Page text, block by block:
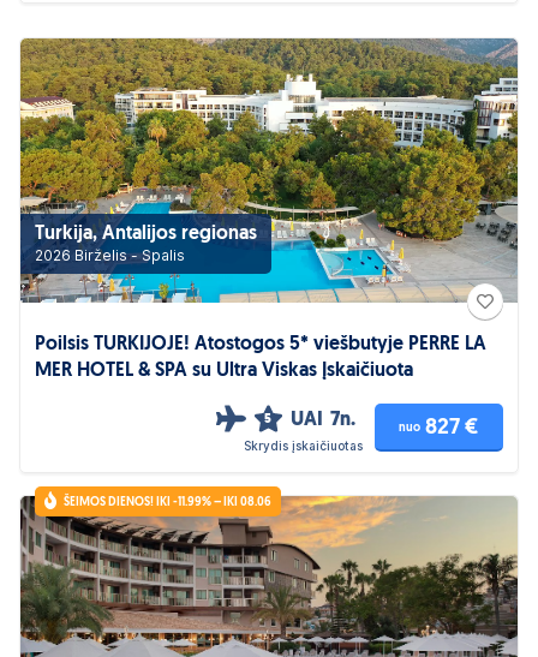
Turkija, Antalijos regionas
2026 Birželis - Spalis
Poilsis TURKIJOJE! Atostogos 5* viešbutyje PERRE LA
MER HOTEL & SPA su Ultra Viskas Įskaičiuota
5 UAI 7n.
Skrydis įskaičiuotas
nuo 827 €
ŠEIMOS DIENOS! IKI -11.99% – IKI 08.06